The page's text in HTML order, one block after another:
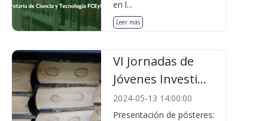
en l...
Leer más
VI Jornadas de
Jóvenes Investi...
2024-05-13 14:00:00
Presentación de pósteres: